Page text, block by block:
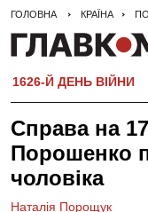
ГОЛОВНА КРАЇНА
1626-Й ДЕНЬ ВІЙНИ
Справа на
Порошенко
чоловіка
Наталія Порощук